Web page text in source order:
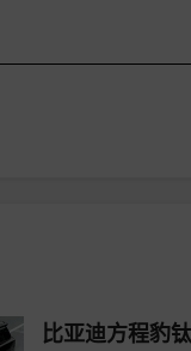
比亚迪方程豹